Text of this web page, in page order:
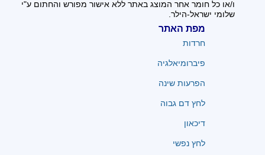
ו/או כל חומר אחר המוצג באתר ללא אישור מפורש והחתום ע"י
שלומי ישראל-הילר.
מפת האתר
חרדות
פיברומיאלגיה
הפרעות שינה
לחץ דם גבוה
דיכאון
לחץ נפשי